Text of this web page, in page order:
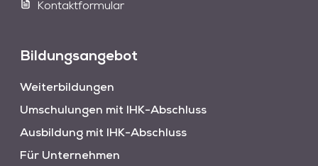
Kontaktformular
Bildungsangebot
Weiterbildungen
Umschulungen mit IHK-Abschluss
Ausbildung mit IHK-Abschluss
Für Unternehmen